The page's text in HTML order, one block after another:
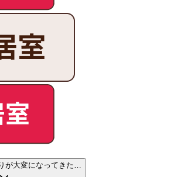
が大変になってきた…